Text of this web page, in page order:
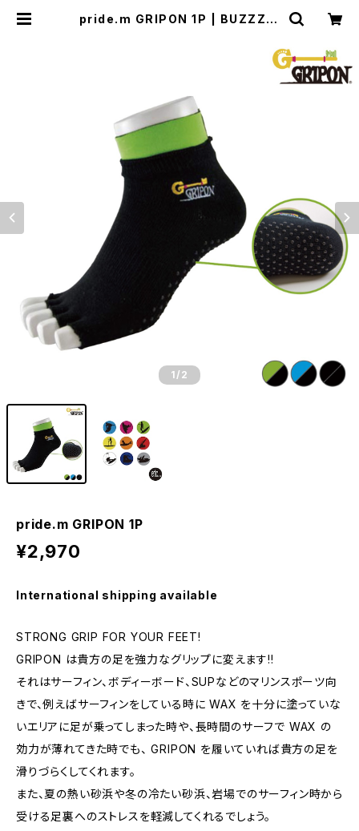
pride.m GRIPON 1P | BUZZZ C
1 /2
pride.m GRIPON 1P
¥2,970
International shipping available
STRONG GRIP FOR YOUR FEET!
GRIPON は貴方の足を強力なグリップに変えます!!
それはサーフィン、ボディーボード、SUPなどのマリンスポーツ向
きで、例えばサーフィンをしている時に WAX を十分に塗っていな
いエリアに足が乗ってしまった時や、長時間のサーフで WAX の
効力が薄れてきた時でも、 GRIPON を履いていれば貴方の足を
滑りづらくしてくれます。
また、夏の熱い砂浜や冬の冷たい砂浜、岩場でのサーフィン時から
受ける足裏へのストレスを軽減してくれるでしょう。